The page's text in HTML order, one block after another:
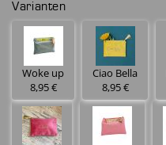
Varianten
Woke up
8,95 €
Ciao Bella
8,95 €